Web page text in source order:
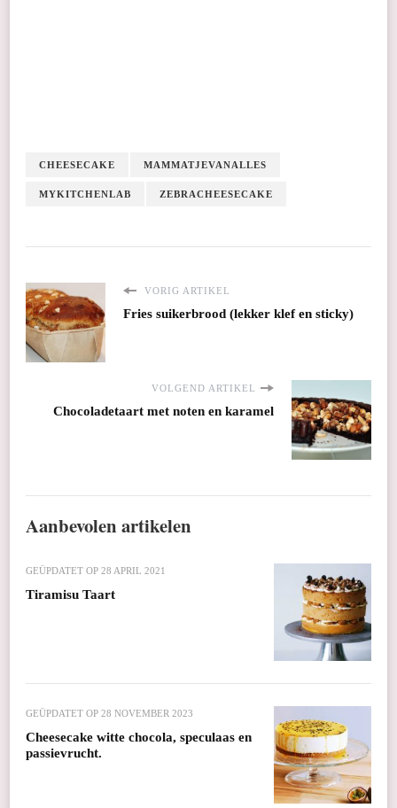
CHEESECAKE MAMMATJEVANALLES
MYKITCHENLAB ZEBRACHEESECAKE
VORIG ARTIKEL
Fries suikerbrood (lekker klef en sticky)
VOLGEND ARTIKEL
Chocoladetaart met noten en karamel
Aanbevolen artikelen
GEÜPDATET OP 28 APRIL 2021
Tiramisu Taart
GEÜPDATET OP 28 NOVEMBER 2023
Cheesecake witte chocola, speculaas en
passievrucht.